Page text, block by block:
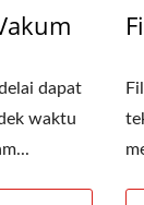
dapat
waktu